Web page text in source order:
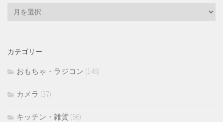
ブ
カテゴリー
おもちゃ・ラジコン (146)
カメラ (37)
キッチン・雑貨 (56)